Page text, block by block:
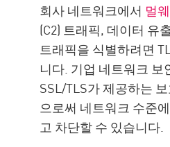
회사 네트워크에서 멀
(C2) 트래픽, 데이터 유
트래픽을 식별하려면
니다. 기업 네트워크 보
SSL/TLS가 제공하는
으로써 네트워크 수준
고 차단할 수 있습니다.